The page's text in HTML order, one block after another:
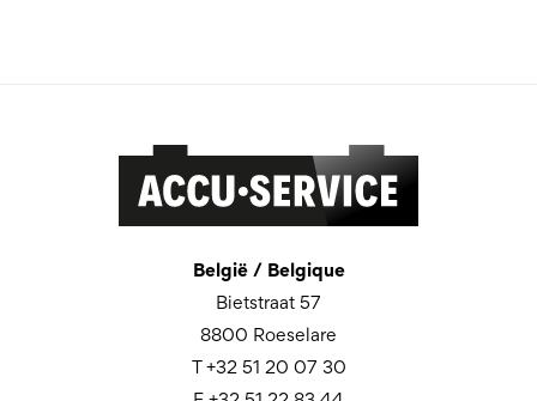
België / Belgique
Bietstraat 57
8800 Roeselare
T +32 51 20 07 30